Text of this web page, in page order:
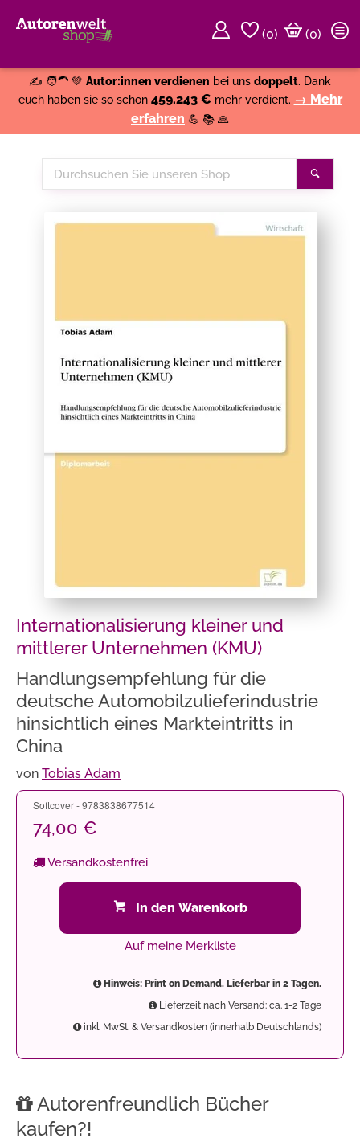
(0)
(0)
✍️ 🧑‍🦱 💚 Autor:innen verdienen bei uns doppelt. Dank
euch haben sie so schon 459.243 € mehr verdient. → Mehr
erfahren 💪 📚 🙏
Durchsuchen
Sie
Shop
Internationalisierung kleiner und
mittlerer Unternehmen (KMU)
Handlungsempfehlung für die
deutsche Automobilzulieferindustrie
hinsichtlich eines Markteintritts in
China
von Tobias Adam
Softcover - 9783838677514
74,00 €
Versandkostenfrei
In den Warenkorb
Auf meine Merkliste
Hinweis: Print on Demand. Lieferbar in 2 Tagen.
Lieferzeit nach Versand: ca. 1-2 Tage
inkl. MwSt. & Versandkosten (innerhalb Deutschlands)
Autorenfreundlich Bücher
kaufen?!